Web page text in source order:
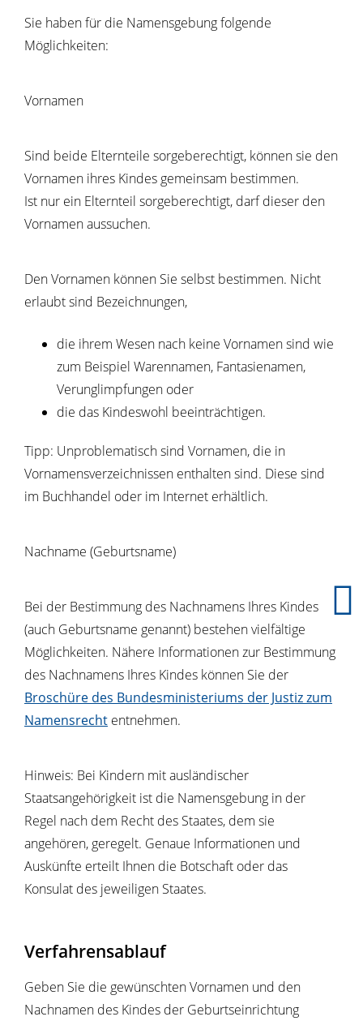
Sie haben für die Namensgebung folgende
Möglichkeiten:
Vornamen
Sind beide Elternteile sorgeberechtigt, können sie den
Vornamen ihres Kindes gemeinsam bestimmen.
Ist nur ein Elternteil sorgeberechtigt, darf dieser den
Vornamen aussuchen.
Den Vornamen können Sie selbst bestimmen. Nicht
erlaubt sind Bezeichnungen,
die ihrem Wesen nach keine Vornamen sind wie
zum Beispiel Warennamen, Fantasienamen,
Verunglimpfungen oder
die das Kindeswohl beeinträchtigen.
Tipp: Unproblematisch sind Vornamen, die in
Vornamensverzeichnissen enthalten sind. Diese sind
im Buchhandel oder im Internet erhältlich.
Nachname (Geburtsname)
Bei der Bestimmung des Nachnamens Ihres Kindes
(auch Geburtsname genannt) bestehen vielfältige
Möglichkeiten. Nähere Informationen zur Bestimmung
des Nachnamens Ihres Kindes können Sie der
Broschüre des Bundesministeriums der Justiz zum
Namensrecht entnehmen.
Hinweis: Bei Kindern mit ausländischer
Staatsangehörigkeit ist die Namensgebung in der
Regel nach dem Recht des Staates, dem sie
angehören, geregelt. Genaue Informationen und
Auskünfte erteilt Ihnen die Botschaft oder das
Konsulat des jeweiligen Staates.
Verfahrensablauf
Geben Sie die gewünschten Vornamen und den
Nachnamen des Kindes der Geburtseinrichtung